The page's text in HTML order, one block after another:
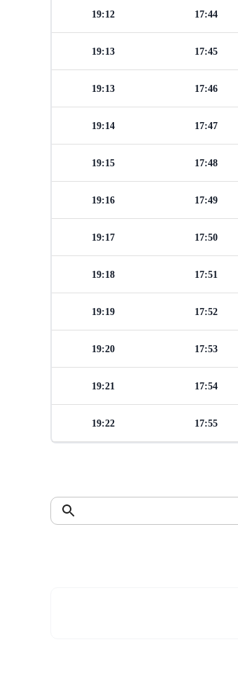
17:44
19:12
17:45
19:13
17:46
19:13
17:47
19:14
17:48
19:15
17:49
19:16
17:50
19:17
17:51
19:18
17:52
19:19
17:53
19:20
17:54
19:21
17:55
19:22